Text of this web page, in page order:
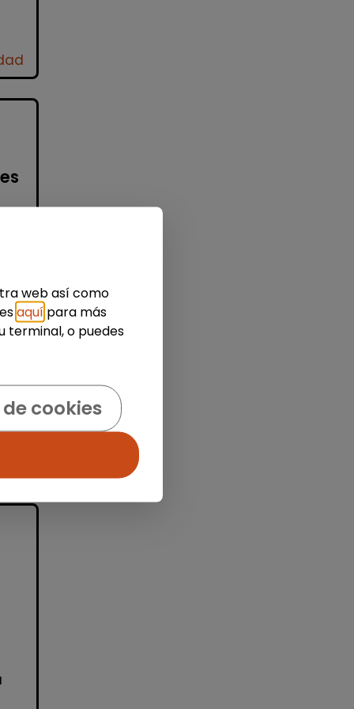
web así como
aquí para más
terminal, o puedes
cookies